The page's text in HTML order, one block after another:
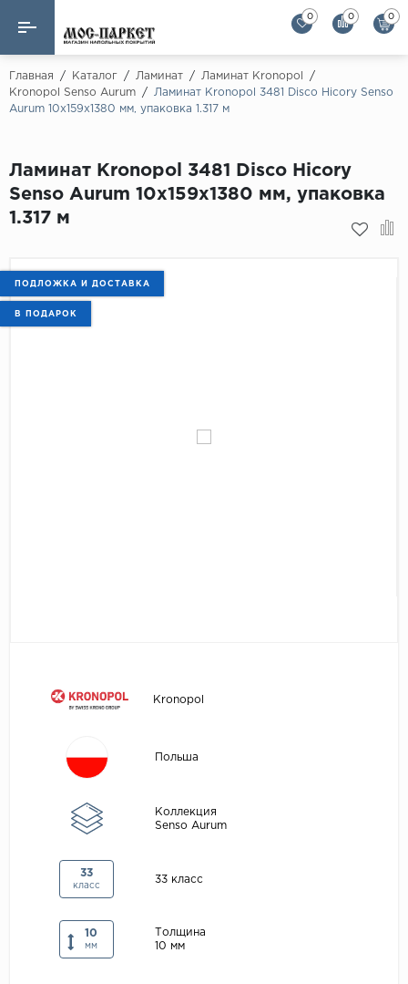
Назад
Ламинат
Назад
Alloc
Alpine Floor
Alpine Floor by
Паркетная доска
Массивная доска
0 0 0
Главная / Каталог / Ламинат / Ламинат Kronopol
/
Kronopol Senso Aurum
/
Ламинат Kronopol 3481 Disco Hicory Senso
Aurum 10х159х1380 мм, упаковка 1.317 м
Ламинат Kronopol 3481 Disco Hicory
Senso Aurum 10х159х1380 мм, упаковка
1.317 м
ПОДЛОЖКА И ДОСТАВКА
В ПОДАРОК
Kronopol
Польша
Коллекция
Senso Aurum
33
класс
33 класс
10
мм
Толщина
10 мм